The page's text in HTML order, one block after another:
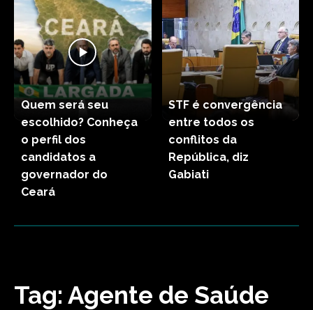
Quem será seu
escolhido? Conheça
o perfil dos
candidatos a
governador do
Ceará
STF é convergência
entre todos os
conflitos da
República, diz
Gabiati
Tag: Agente de Saúde